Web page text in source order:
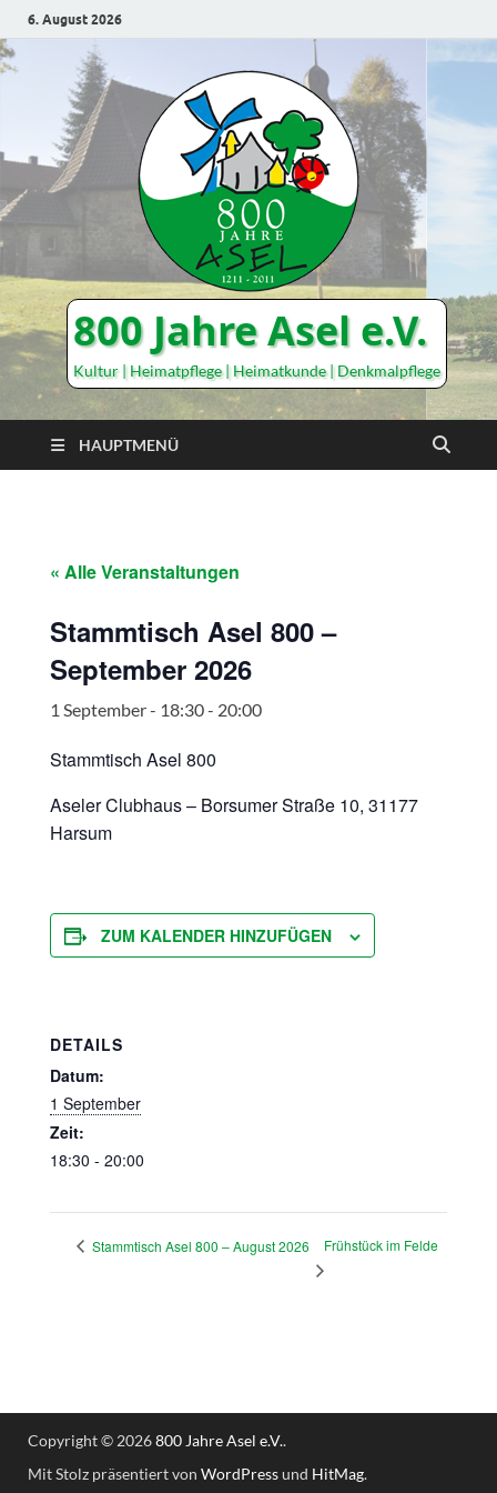
6. August 2026
800 Jahre Asel e.V.
Kultur | Heimatpflege | Heimatkunde | Denkmalpflege
HAUPTMENÜ
« Alle Veranstaltungen
Stammtisch Asel 800 –
September 2026
1 September - 18:30- 20:00
Stammtisch Asel 800
Aseler Clubhaus – Borsumer Straße 10, 31177
Harsum
ZUM KALENDER HINZUFÜGEN
DETAILS
Datum:
1 September
Zeit:
18:30 - 20:00
Stammtisch Asel 800 – August 2026 Frühstück im Felde
Copyright © 2026800 Jahre Asel e.V..
Mit Stolz präsentiert von WordPressund HitMag.